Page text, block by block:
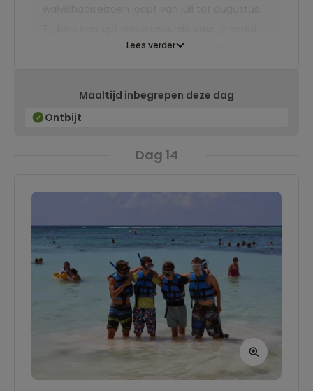
Isla Mujeres in ongeveer een uur naar open
kunt gaan en deze majestueuze beesten van
ongevaarlijk, want een walvishaai eet namelijk
gemiddelde walvishaai 8 meter lang is? Durf jij
Lees verder
Maaltijd inbegrepen deze dag
Ontbijt
Dag 14